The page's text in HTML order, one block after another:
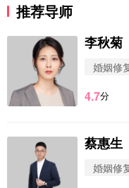
推荐导师
李秋菊
婚姻修
4.7分
蔡惠生
婚姻修
广东-
方案
微信
微信
情感方